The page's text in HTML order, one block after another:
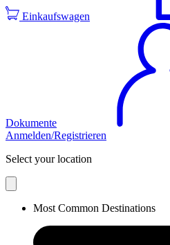
Einkaufswagen
Dokumente
Anmelden/Registrieren
Select your location
Most Common Destinations